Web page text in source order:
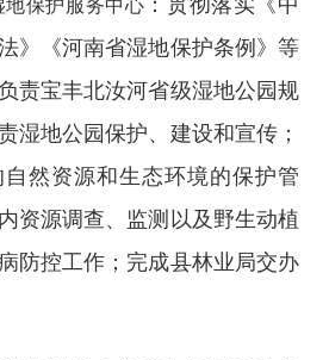
地保护服务中心
》《河南省湿地保护条例》等
责宝丰北汝河省级湿地公园规
湿地公园保护、建设和宣传；
然资源和生态环境的保护管
资源调查、监测以及野生动植
防控工作；完成县林业局交办